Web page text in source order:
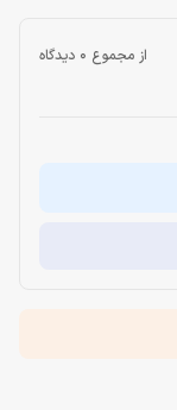
از مجموع 0 دیدگاه